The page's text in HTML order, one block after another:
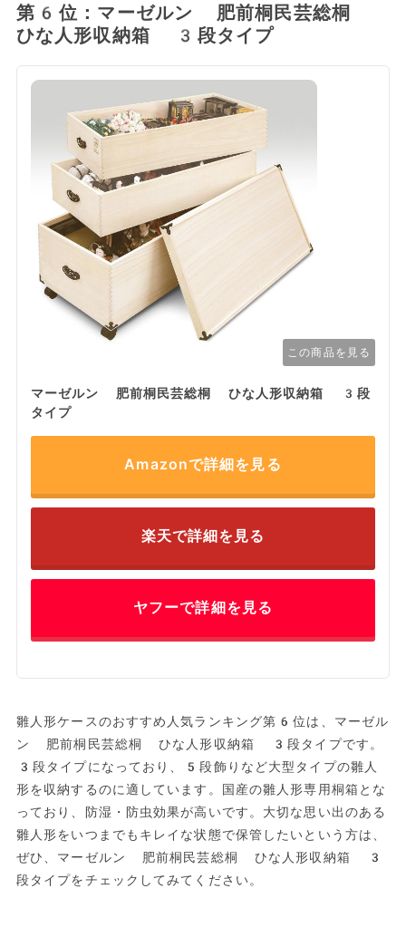
第6位：マーゼルン 肥前桐民芸総桐
ひな人形収納箱 3段タイプ
この商品を見る
マーゼルン 肥前桐民芸総桐 ひな人形収納箱 3段
タイプ
Amazonで詳細を見る
楽天で詳細を見る
ヤフーで詳細を見る
雛人形ケースのおすすめ人気ランキング第6位は、マーゼル
ン 肥前桐民芸総桐 ひな人形収納箱 3段タイプです。
3段タイプになっており、5段飾りなど大型タイプの雛人
形を収納するのに適しています。国産の雛人形専用桐箱とな
っており、防湿・防虫効果が高いです。大切な思い出のある
雛人形をいつまでもキレイな状態で保管したいという方は、
ぜひ、マーゼルン 肥前桐民芸総桐 ひな人形収納箱 3
段タイプをチェックしてみてください。